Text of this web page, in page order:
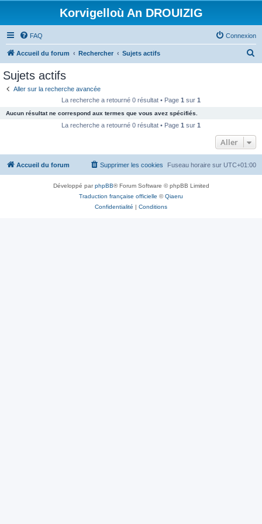
Korvigelloù An DROUIZIG
FAQ Connexion
Accueil du forum Rechercher Sujets actifs
c
e
Sujets actifs
Aller sur la recherche avancée
La recherche a retourné 0 résultat • Page 1 sur 1
Aucun résultat ne correspond aux termes que vous avez spécifiés.
La recherche a retourné 0 résultat • Page 1 sur 1
Aller
Accueil du forum Fuseau horaire sur UTC+01:00
Supprimer les cookies
Développé parphpBB® Forum Software © phpBB Limited
Traduction française officielle ©Qiaeru
Confidentialité | Conditions